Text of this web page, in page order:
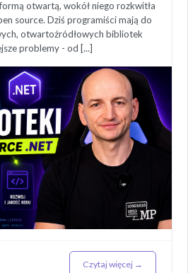
otwartą, wokół niego rozkwitła
source. Dziś programiści mają do
otwartoźródłowych bibliotek
problemy - od [...]
Czytaj więcej →